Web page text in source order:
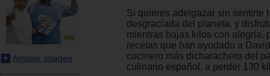
Ampliar imagen
Si quieres adelgazar sin sentirte
desgraciada del planeta, y
mientras bajas kilos con alegría,
recetas que han ayudado a
cocinero más dicharachero del
culinario español, a perder 130